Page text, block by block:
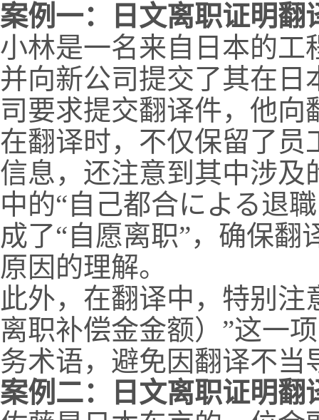
案例一：日文离职证明翻
小林是一名来自日本的工
并向新公司提交了其在
司要求提交翻译件，他
在翻译时，不仅保留了员
信息，还注意到其中涉及
中的“自己都合による退
成了“自愿离职”，确保
原因的理解。
此外，在翻译中，特别
离职补偿金金额）”这一
务术语，避免因翻译不
案例二：日文离职证明翻